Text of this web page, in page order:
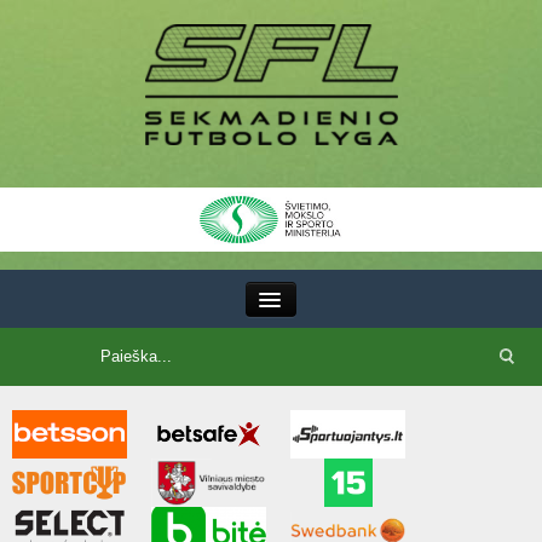
SFL taurė
7x7 CUP